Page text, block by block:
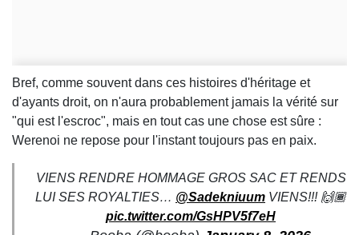
Bref, comme souvent dans ces histoires d'héritage et
d'ayants droit, on n'aura probablement jamais la vérité sur
"qui est l'escroc", mais en tout cas une chose est sûre :
Werenoi ne repose pour l'instant toujours pas en paix.
VIENS RENDRE HOMMAGE GROS SAC ET RENDS
LUI SES ROYALTIES… @Sadekniuum VIENS!!! 🙌🏾
pic.twitter.com/GsHPV5f7eH